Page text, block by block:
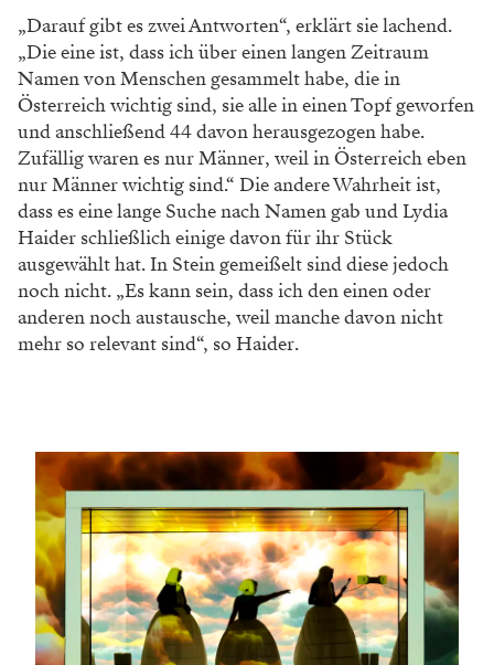
„Darauf gibt es zwei Antworten“, erklärt sie lachend.
„Die eine ist, dass ich über einen langen Zeitraum
Namen von Menschen gesammelt habe, die in
Österreich wichtig sind, sie alle in einen Topf geworfen
und anschließend 44 davon herausgezogen habe.
Zufällig waren es nur Männer, weil in Österreich eben
nur Männer wichtig sind.“ Die andere Wahrheit ist,
dass es eine lange Suche nach Namen gab und Lydia
Haider schließlich einige davon für ihr Stück
ausgewählt hat. In Stein gemeißelt sind diese jedoch
noch nicht. „Es kann sein, dass ich den einen oder
anderen noch austausche, weil manche davon nicht
mehr so relevant sind“, so Haider.